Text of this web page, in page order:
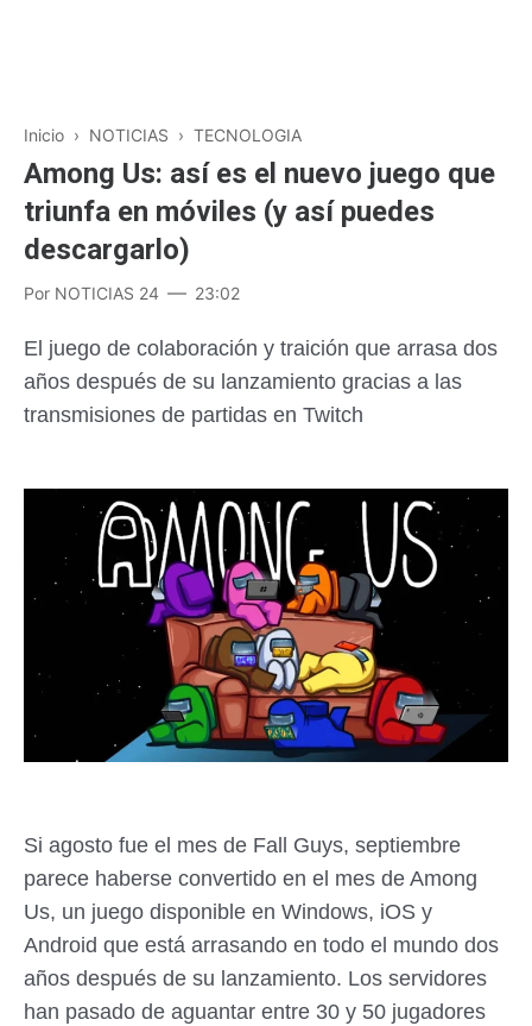
Inicio › NOTICIAS › TECNOLOGIA
Among Us: así es el nuevo juego que
triunfa en móviles (y así puedes
descargarlo)
Por NOTICIAS 24 23:02
El juego de colaboración y traición que arrasa dos
años después de su lanzamiento gracias a las
transmisiones de partidas en Twitch
Si agosto fue el mes de Fall Guys, septiembre
parece haberse convertido en el mes de Among
Us, un juego disponible en Windows, iOS y
Android que está arrasando en todo el mundo dos
años después de su lanzamiento. Los servidores
han pasado de aguantar entre 30 y 50 jugadores